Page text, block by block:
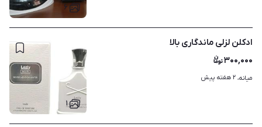
۶
۱
ادکلن لزلی ماندگاری بالا
۳۰۰,۰۰۰
میانه، ۲ هفته پیش